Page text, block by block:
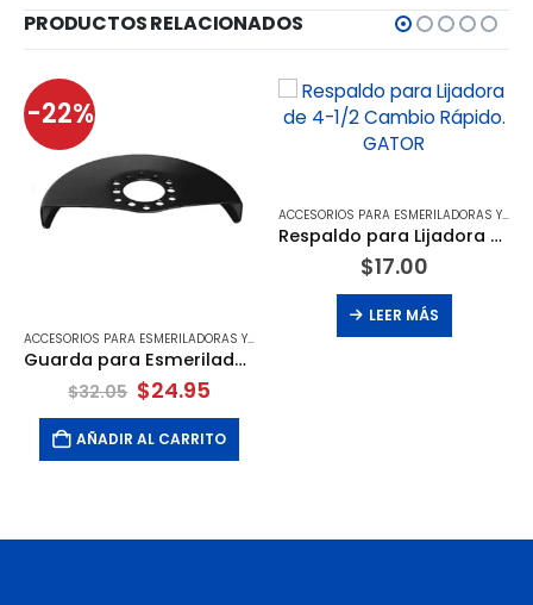
PRODUCTOS RELACIONADOS
-22%
ACCESORIOS PARA ESMERILADORAS Y LIJADORAS DE DISCO ,OFERTAS DEL MES
Guarda para Esmeriladora de 7″ Modelo 6066-20. MILWAUKEE
$32.05 El
precio
original
era:
$24.95El
actual
es:
AÑADIR AL CARRITO
ACCESORIOS PARA ESMERILADORAS Y LIJADORAS DE DISCO
Respaldo para Lijadora de 4-1/2 Cambio Rápido. GATOR
$17.00
LEER MÁS